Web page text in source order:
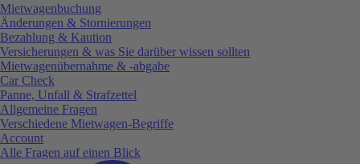
Mietwagenbuchung
Änderungen & Stornierungen
Bezahlung & Kaution
Versicherungen & was Sie darüber wissen sollten
Mietwagenübernahme & -abgabe
Car Check
Panne, Unfall & Strafzettel
Allgemeine Fragen
Verschiedene Mietwagen-Begriffe
Account
Alle Fragen auf einen Blick